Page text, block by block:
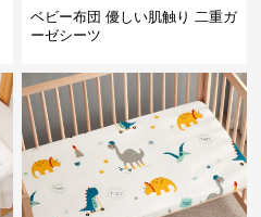
ベビー布団 優しい肌触り 二重ガ
ーゼシーツ